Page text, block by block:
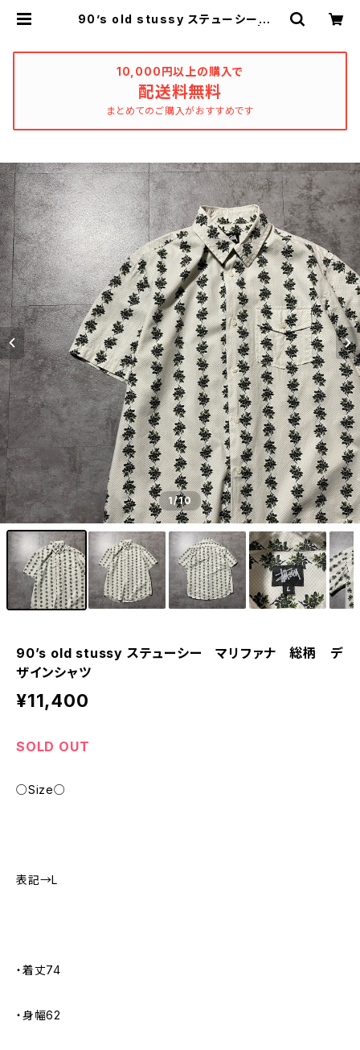
90’s old stussy ステューシー マ
10,000円以上の購入で
配送料無料
まとめてのご購入がおすすめです
1/10
90’s old stussy ステューシー マリファナ 総柄 デ
ザインシャツ
¥11,400
SOLD OUT
○Size○
表記→L
・着丈74
・身幅62